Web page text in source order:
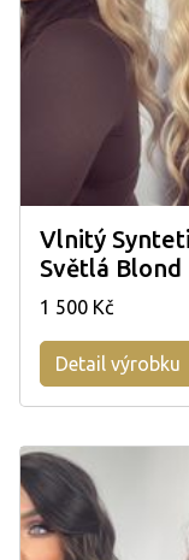
Vlnitý
Světlá Blond
1 500 Kč
Detail výrobku